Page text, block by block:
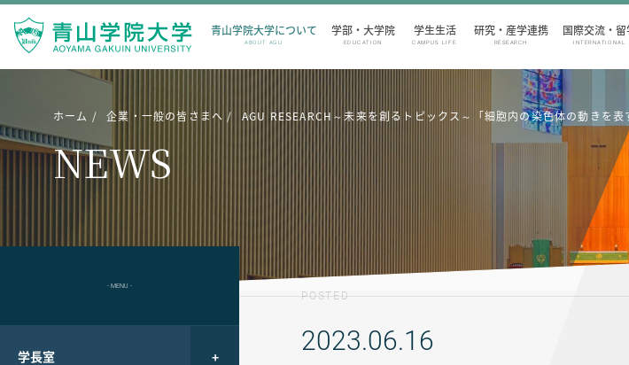
青山学院大学について
ABOUT AGU
学部・大学院
EDUCATION
学生生活
CAMPUS LIFE
研究・産学連携
RESEARCH
国際交流・
INTERNATIONAL
ホーム 企業・一般の皆さまへ AGU RESEARCH～未来を創るトピックス～「細胞内の染色体の動きを
NEWS
- MENU -
学長室
POSTED
2023.06.16